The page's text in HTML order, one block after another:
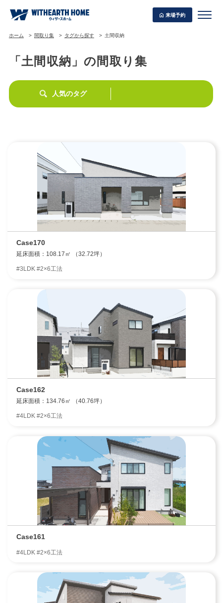
来場予約
WITHEARTH HOME の BEST PLAN
エリア限定商品
ホーム 間取り集 タグから探す 土間収納
「土間収納」の間取り集
人気のタグ
Case170
延床面積：108.17㎡ （32.72坪）
#3LDK #2×6工法
Case162
延床面積：134.76㎡ （40.76坪）
#4LDK #2×6工法
Case161
#4LDK #2×6工法